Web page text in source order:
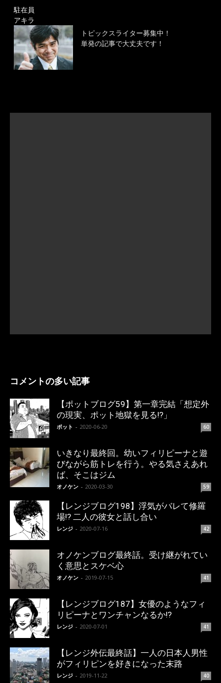
駐在員
アキラ
トピックスライター募集中！
単発の記事で大丈夫です！
コメントの多い記事
【ポットブログ59】第一章完結「想定外
の現実、ポット地獄を見る!?」
ポット - 2020-06-20 60
いきなり最終回。幼いフィリピーナと遊
びながら筋トレを行う。やる気さえあれ
ば、そこはジム
オノケン - 2020-03-30 59
【レンジブログ198】浮気がバレて修羅
場!? 二人の彼女と話し合い
レンジ - 2020-07-16 42
オノケンブログ最終話。受け継がれてい
く意思とスケベ心
オノケン - 2019-07-15 41
【レンジブログ187】女優のようなフィ
リピーナとワンチャンなるか!?
レンジ - 2020-07-01 41
【レンジ外伝最終話】一人の日本人男性
がフィリピンを好きになった末路
レンジ - 2019-11-22 40